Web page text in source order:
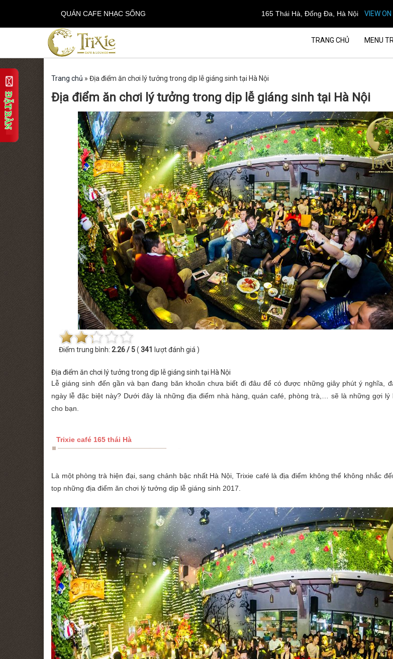
QUÁN CAFE NHẠC SỐNG 165 Thái Hà, Đống Đa, Hà Nội VIEW
TRANG CHỦ MENU
Trang chủ » Địa điểm ăn chơi lý tưởng trong dịp lễ giáng sinh tại Hà Nội
Địa điểm ăn chơi lý tưởng trong dịp lễ giáng sinh tại Hà Nội
Điểm trung bình: 2.26 / 5( 341 lượt đánh giá )
Địa điểm ăn chơi lý tưởng trong dịp lễ giáng sinh tại Hà Nội
Lễ giáng sinh đến gần và bạn đang băn khoăn chưa biết đi đâu để có được những giây phút ý nghĩa,
ngày lễ đặc biệt này? Dưới đây là những địa điểm nhà hàng, quán café, phòng trà,… sẽ là những gợi lý
cho bạn.
Trixie café 165 thái Hà
Là một phòng trà hiện đại, sang chảnh bậc nhất Hà Nội, Trixie café là địa điểm không thể không nhắc
top những địa điểm ăn chơi lý tưởng dịp lễ giáng sinh 2017.
THỨ BẢY [22.08.2026] MINISHOW TĂNG PHÚC THỨ SÁU [14.08.2026] MINISHOW